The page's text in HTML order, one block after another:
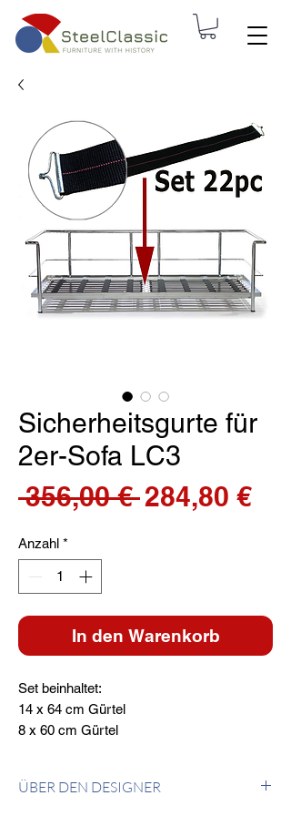
Sicherheitsgurte für
2er-Sofa LC3
356,00 € 284,80 €
Anzahl *
In den Warenkorb
Set beinhaltet:
14 x 64 cm Gürtel
8 x 60 cm Gürtel
ÜBER DEN DESIGNER